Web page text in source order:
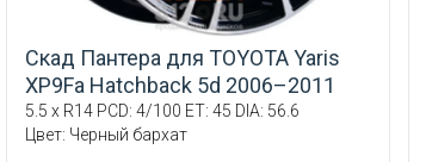
Скад Пантера для TOYOTA Yaris
XP9Fa Hatchback 5d 2006–2011
5.5 x R14 PCD: 4/100 ET: 45 DIA: 56.6
Цвет: Черный бархат